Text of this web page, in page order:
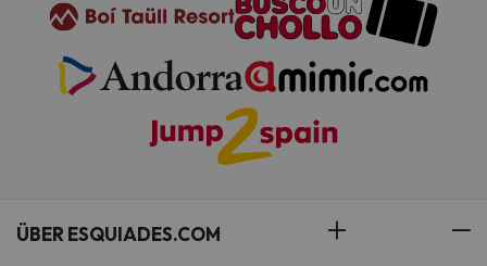
ÜBER ESQUIADES.COM